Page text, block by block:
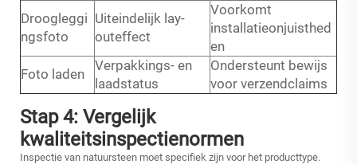
Droogleggi
ngsfoto
Uiteindelijk lay-
outeffect
Voorkomt
installatieonjuisthed
en
Foto laden
Verpakkings- en
laadstatus
Ondersteunt bewijs
voor verzendclaims
Stap 4: Vergelijk
kwaliteitsinspectienormen
Inspectie van natuursteen moet specifiek zijn voor het producttype.